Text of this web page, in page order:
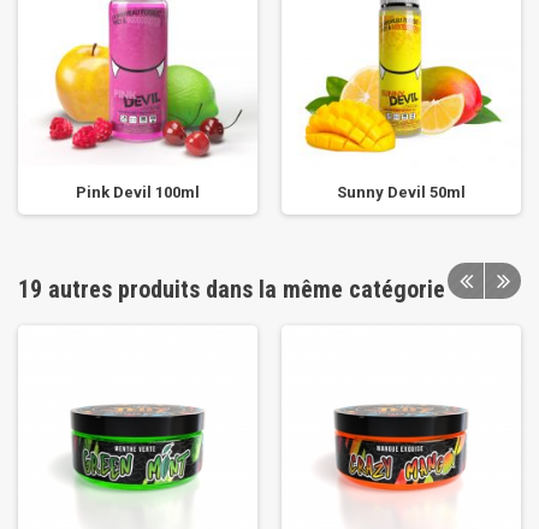
Pink Devil 100ml Sunny Devil 50ml
19 autres produits dans la même catégorie